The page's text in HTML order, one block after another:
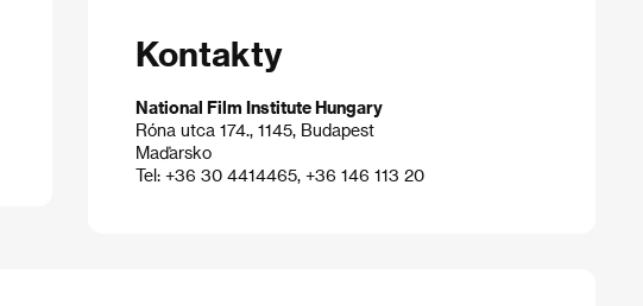
Kontakty
National Film Institute Hungary
Róna utca 174., 1145, Budapest
Maďarsko
Tel: +36 30 4414465, +36 146 113 20